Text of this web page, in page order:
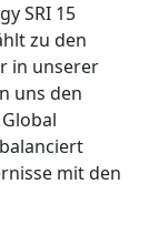
SRI 15
zu den
in unserer
uns den
mit den